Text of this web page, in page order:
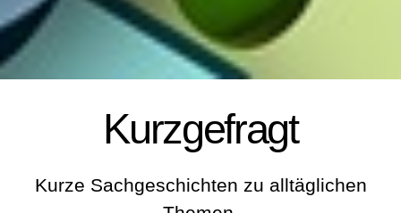
Kurzgefragt
Kurze Sachgeschichten zu alltäglichen